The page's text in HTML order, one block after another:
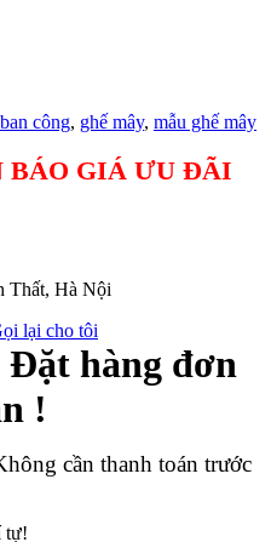
công, ghế mây, mẫu ghế mây
BÁO GIÁ ƯU ĐÃI
Thất, Hà Nội
lại cho tôi
Đặt hàng đơn
!
cần thanh toán trước
tự!